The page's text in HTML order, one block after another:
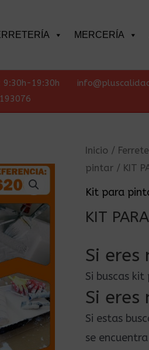
MERCERÍA
9:30h-19:30h
Inicio /
pintar / KIT
Kit para
KIT
Si eres
Si buscas
Si eres
Si estas
se